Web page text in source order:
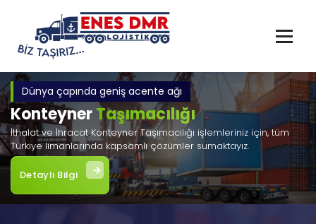
Dünya çapında geniş acente ağı
KonteynerTaşımacılığı
İthalat ve İhracat Konteyner Taşımacılığı işlemleriniz için, tüm
Türkiye limanlarında kapsamlı çözümler sumaktayız.
Detaylı Bilgi